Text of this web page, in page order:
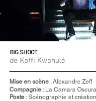
BIG SHOOT
de Koffi Kwahulé
Mise en scène : Alexandre Zeff
Compagnie : La Camara Oscura
Poste : Scénographie et